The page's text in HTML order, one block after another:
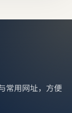
常用网址，方便